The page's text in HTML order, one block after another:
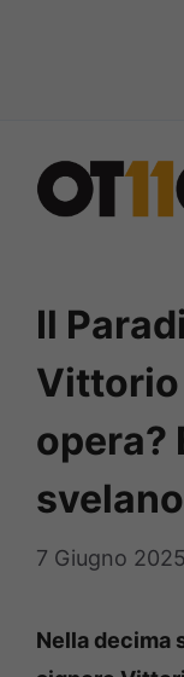
contenuto
Il
Vittorio
opera?
7 Giugno 2025
Nella decima